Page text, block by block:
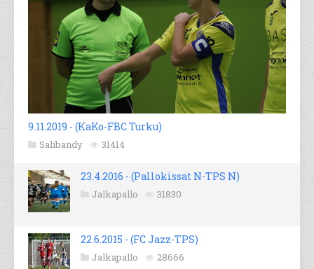
9.11.2019 - (KaKo-FBC Turku)
Salibandy 31414
23.4.2016 - (Pallokissat N-TPS N)
Jalkapallo 31830
22.6.2015 - (FC Jazz-TPS)
Jalkapallo 28666